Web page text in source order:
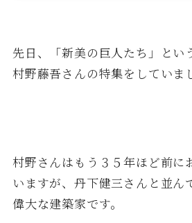
先日、「新美の巨人たち」とい
村野藤吾さんの特集をしていま
村野さんはもう３５年ほど前に
いますが、丹下健三さんと並ん
偉大な建築家です。